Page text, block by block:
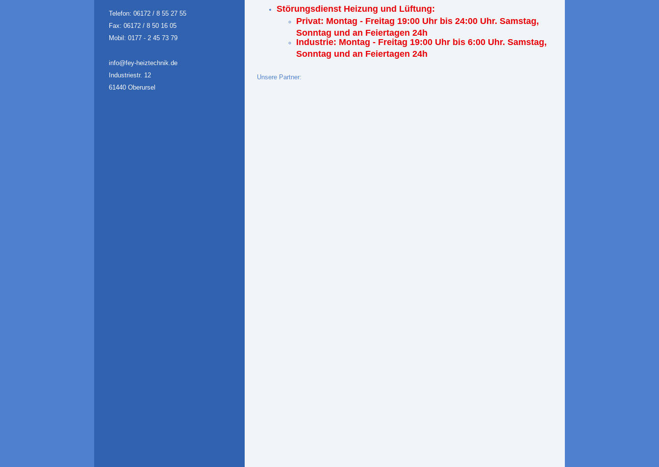
Telefon: 06172 / 8 55 27 55
Fax: 06172 / 8 50 16 05
Mobil: 0177 - 2 45 73 79
info@fey-heiztechnik.de
Industriestr. 12
61440 Oberursel
Störungsdienst Heizung und Lüftung:
Privat: Montag - Freitag 19:00 Uhr bis 24:00 Uhr. Samstag,
Sonntag und an Feiertagen 24h
Industrie: Montag - Freitag 19:00 Uhr bis 6:00 Uhr. Samstag,
Sonntag und an Feiertagen 24h
Unsere Partner: